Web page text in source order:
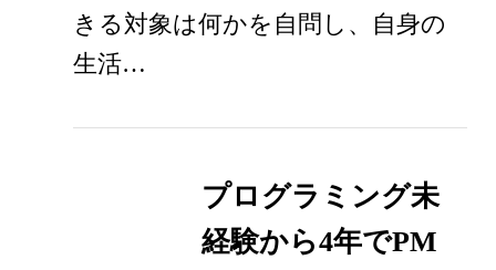
きる対象は何かを自問し、自身の
生活…
プログラミング未
経験から4年でPM